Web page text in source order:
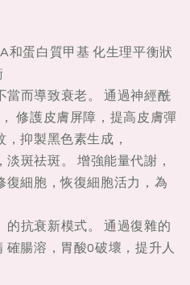
和蛋白質甲基 化生理平衡狀
當而導致衰老。 通過神經酰
修護皮膚屏障，提高皮膚彈
抑製黑色素生成，
淡斑祛斑。 增強能量代謝，
復細胞，恢復細胞活力，為
的抗衰新模式。 通過復雜的
確腸溶，胃酸0破壞，提升人